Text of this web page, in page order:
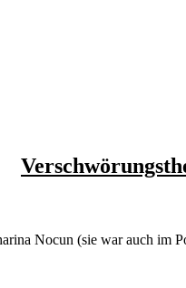
Nocun (sie war auch im